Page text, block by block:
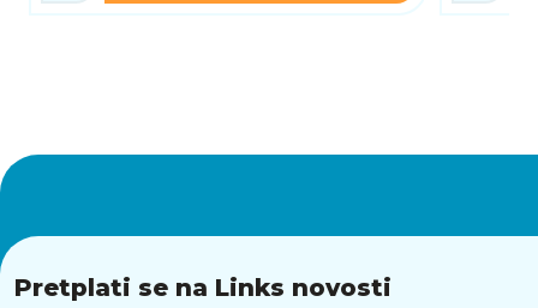
Pretplati se na Links novosti